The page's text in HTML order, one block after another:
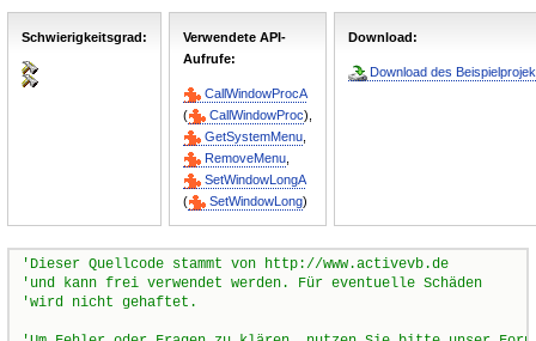
Schwierigkeitsgrad:
Verwendete API-
Aufrufe:
CallWindowProcA
(
CallWindowProc),
GetSystemMenu,
RemoveMenu,
SetWindowLongA
(
SetWindowLong)
Download:
Download des